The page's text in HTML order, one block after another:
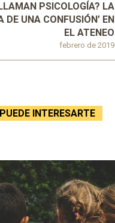
febrero de 2019
PSICOLOGÍA? LA
DE UNA CONFUSIÓN’ EN
EL ATENEO
INTERESARTE